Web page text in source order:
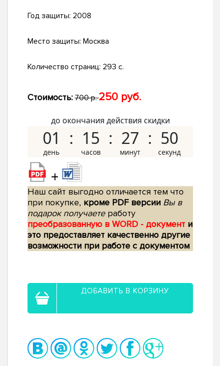
Год защиты: 2008
Место защиты: Москва
Количество страниц: 293 с.
Стоимость: 700 р.250 руб.
до окончания действия скидки
01 15 27 49
+
Наш сайт выгодно отличается тем что
при покупке, кроме PDF версии Вы в
подарок получаетеработу
преобразованную в WORD - документ и
это предоставляет качественно другие
возможности при работе с документом
ДОБАВИТЬ В КОРЗИНУ